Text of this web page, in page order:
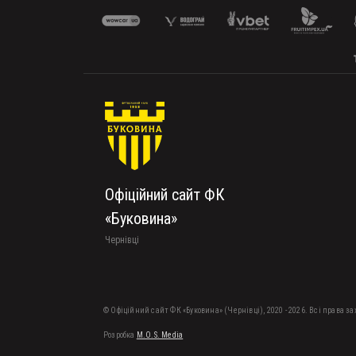
Офіційний сайт ФК
«Буковина»
Чернівці
© Офіційний сайт ФК «Буковина» (Чернівці), 2020 - 2026. Всі права
Розробка M.O.S. Media